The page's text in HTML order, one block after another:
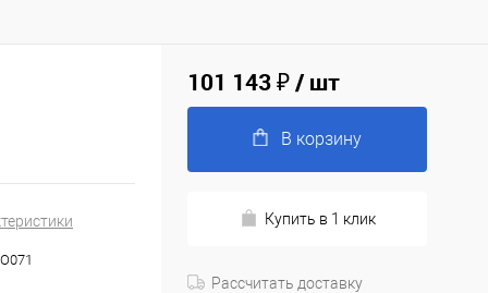
101 143 ₽/ шт
В корзину
Купить в 1 клик
Рассчитать доставку